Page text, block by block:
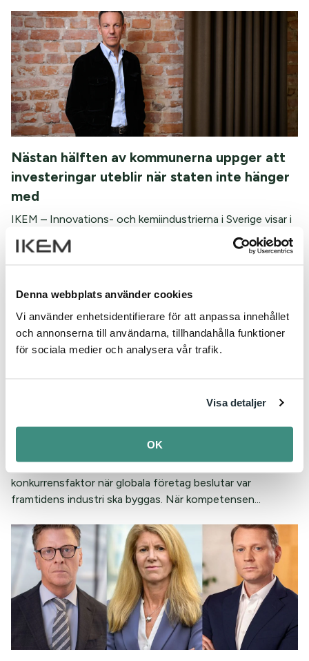
Denna webbplats använder cookies
Vi använder enhetsidentifierare för att anpassa innehållet
och annonserna till användarna, tillhandahålla funktioner
för sociala medier och analysera vår trafik.
Visa detaljer
OK
Nästan hälften av kommunerna uppger att
investeringar uteblir när staten inte hänger
med
IKEM – Innovations- och kemiindustrierna i Sverige visar i
en ny undersökning att nästan hälften av Sveriges
kommuner uppger att industriinvesteringar...
Kompetensbristen hotar industrins
Tillgången till rätt kompetens har blivit en avgörande
konkurrensfaktor när globala företag beslutar var
framtidens industri ska byggas. När kompetensen...